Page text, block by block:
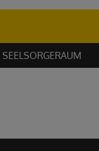
SEELSORGERAUM